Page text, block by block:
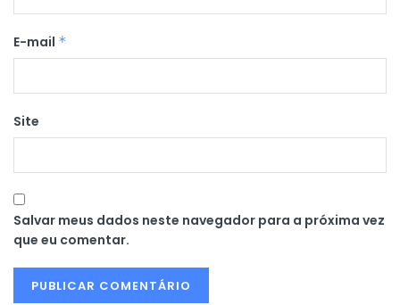
E-mail *
Site
Salvar meus dados neste navegador para a próxima vez
que eu comentar.